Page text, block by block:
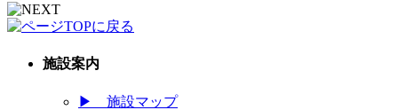
施設案内
▶ 施設マップ